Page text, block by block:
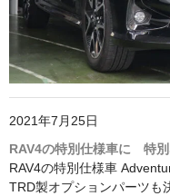
2021年7月25日
RAV4の特別仕様車に 特別
RAV4の特別仕様車
TRD製オプションパーツも